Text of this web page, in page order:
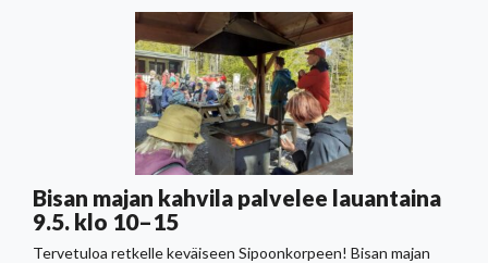
Bisan majan kahvila palvelee lauantaina
9.5. klo 10–15
Tervetuloa retkelle keväiseen Sipoonkorpeen! Bisan majan